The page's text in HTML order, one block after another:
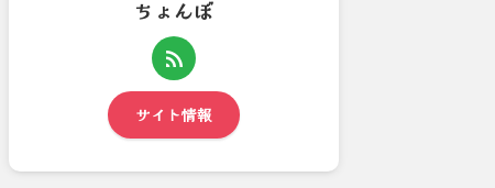
【モンハンワイルズ】カプコン
ダイレクトで評価は覆せる？
ちょんぼ
サイト情報